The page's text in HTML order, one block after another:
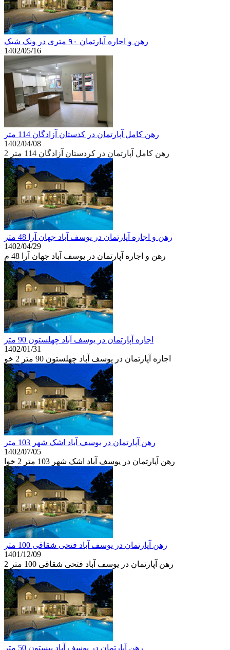
رهن و اجاره آپارتمان ۹۰ متری در ونک شیک
1402/05/16
رهن کامل آپارتمان در کدستان آزادگان 114 متر
1402/04/08
رهن کامل آپارتمان در کردستان آزادگان 114 متر 2
رهن و اجاره آپارتمان در یوسف آباد جهان آرا 48 متر
1402/04/29
رهن و اجاره آپارتمان در یوسف آباد جهان آرا 48 م
اجاره آپارتمان در یوسف آباد چهلستون 90 متر
1402/01/31
اجاره آپارتمان در یوسف آباد چهلستون 90 متر 2 خو
رهن آپارتمان در یوسف آباد اشک شهر 103 متر
1402/07/05
رهن آپارتمان در یوسف آباد اشک شهر 103 متر 2 خوا
رهن آپارتمان در یوسف آباد فتحی شقاقی 100 متر
1401/12/09
رهن آپارتمان در یوسف آباد فتحی شقاقی 100 متر 2
رهن آپارتمان در یوسف آباد بیستون 50 متر